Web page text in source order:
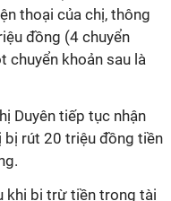
thoại của chị, thông
đồng (4 chuyển
chuyển khoản sau là
Duyên tiếp tục nhận
rút 20 triệu đồng tiền
khi bị trừ tiền trong tài